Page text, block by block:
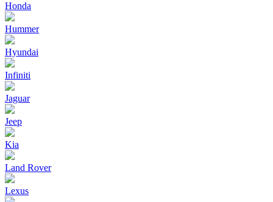
Honda
Hummer
Hyundai
Infiniti
Jaguar
Jeep
Kia
Land Rover
Lexus